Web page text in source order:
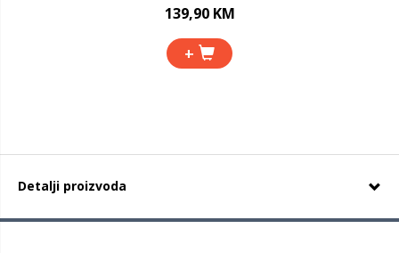
139,90 KM
+
Detalji proizvoda